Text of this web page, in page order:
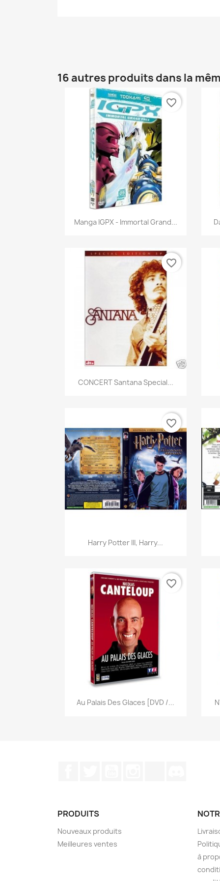
16 autres produits dans la
Aperçu rapide
Manga IGPX - Immortal Grand...
favorite_border
Aperçu rapide
CONCERT Santana Special...
favorite_border
Aperçu rapide
Harry Potter III, Harry...
favorite_border
Aperçu rapide
Au Palais Des Glaces [DVD /...
favorite_border
PRODUITS
Nouveaux produits
Meilleures ventes
à